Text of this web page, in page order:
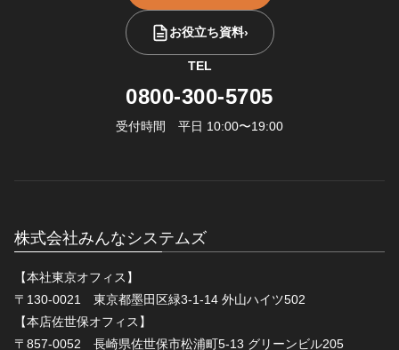
お役立ち資料›
TEL
0800-300-5705
受付時間 平日 10:00〜19:00
株式会社みんなシステムズ
【本社東京オフィス】
〒130-0021 東京都墨田区緑3-1-14 外山ハイツ502
【本店佐世保オフィス】
〒857-0052 長崎県佐世保市松浦町5-13 グリーンビル205